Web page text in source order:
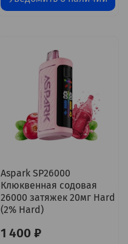
Aspark SP26000
Клюквенная содовая
26000 затяжек 20мг Hard
(2% Hard)
1 400 ₽